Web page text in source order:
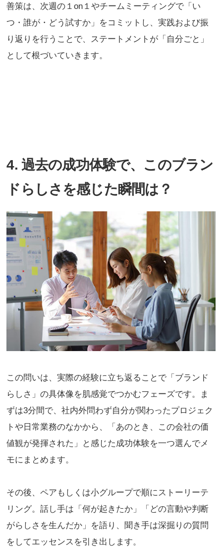
善策は、次週の１on１やチームミーティングで「い
つ・誰が・どう試すか」をコミットし、実践および振
り返りを行うことで、ステートメントが「自分ごと」
として根づいていきます。
4. 過去の成功体験で、このブラン
ドらしさを感じた瞬間は？
この問いは、実際の経験に立ち返ることで「ブランド
らしさ」の具体像を肌感覚でつかむフェーズです。ま
ずは3分間で、社内外問わず自分が関わったプロジェク
トや日常業務のなかから、「あのとき、この会社の価
値観が発揮された」と感じた成功体験を一つ選んでメ
モにまとめます。
その後、ペアもしくは小グループで順にストーリーテ
リング。話し手は「何が起きたか」「どの言動や判断
がらしさを生んだか」を語り、聞き手は深掘りの質問
をしてエッセンスを引き出します。